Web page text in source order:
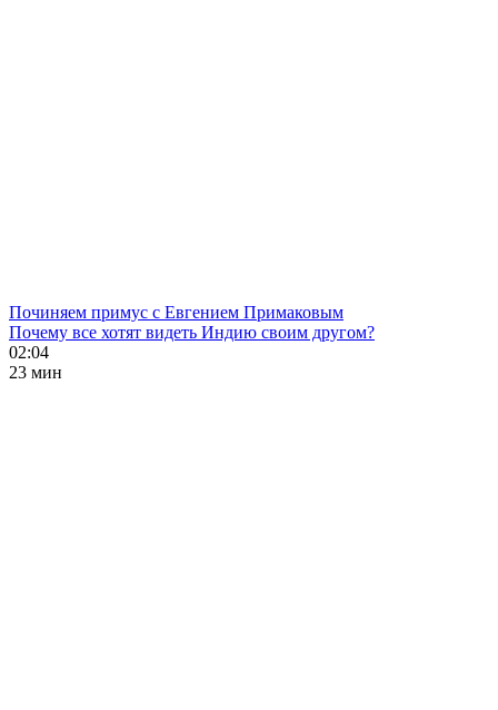
Починяем примус с Евгением Примаковым
Почему все хотят видеть Индию своим другом?
02:04
23 мин